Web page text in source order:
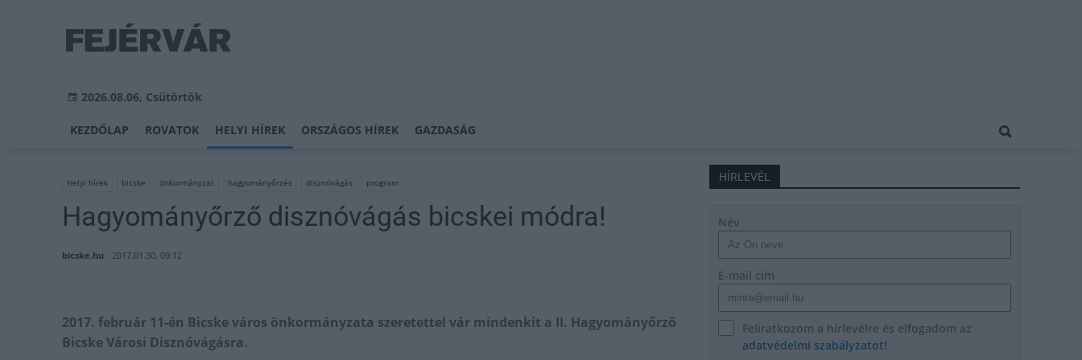
2026.08.06, Csütörtök
KEZDŐLAP ROVATOK HELYI HÍREK ORSZÁGOS HÍREK GAZDASÁG
Helyi hírek bicske önkormányzat hagyományőrzés disznóvágás program
Hagyományőrző disznóvágás bicskei módra!
bicske.hu 2017.01.30. 09:12
2017. február 11-én Bicske város önkormányzata szeretettel vár mindenkit a II. Hagyományőrző
Bicske Városi Disznóvágásra.
HÍRLEVÉL
Név
E-mail cím
Feliratkozom a hírlevélre és elfogadom az
adatvédelmi szabályzatot!